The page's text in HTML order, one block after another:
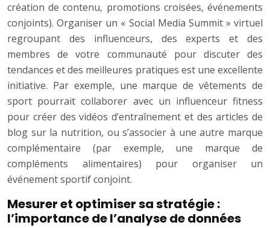
création de contenu, promotions croisées, événements
conjoints). Organiser un « Social Media Summit » virtuel
regroupant des influenceurs, des experts et des
membres de votre communauté pour discuter des
tendances et des meilleures pratiques est une excellente
initiative. Par exemple, une marque de vêtements de
sport pourrait collaborer avec un influenceur fitness
pour créer des vidéos d’entraînement et des articles de
blog sur la nutrition, ou s’associer à une autre marque
complémentaire (par exemple, une marque de
compléments alimentaires) pour organiser un
événement sportif conjoint.
Mesurer et optimiser sa stratégie :
l’importance de l’analyse de données